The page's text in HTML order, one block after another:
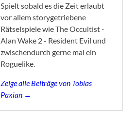
Spielt sobald es die Zeit erlaubt
vor allem storygetriebene
Rätselspiele wie The Occultist -
Alan Wake 2 - Resident Evil und
zwischendurch gerne mal ein
Roguelike.
Zeige alle Beiträge von Tobias
Paxian →